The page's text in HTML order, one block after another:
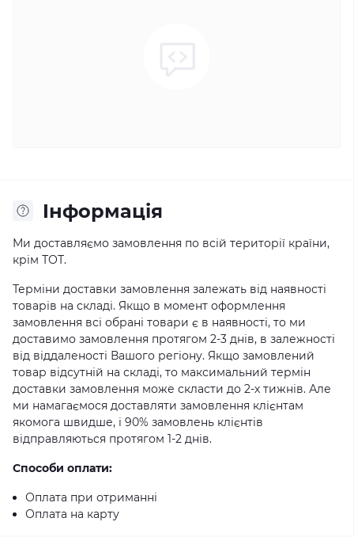
Iнформація
Ми доставляємо замовлення по всій території країни,
крім ТОТ.
Терміни доставки замовлення залежать від наявності
товарів на складі. Якщо в момент оформлення
замовлення всі обрані товари є в наявності, то ми
доставимо замовлення протягом 2-3 днів, в залежності
від віддаленості Вашого регіону. Якщо замовлений
товар відсутній на складі, то максимальний термін
доставки замовлення може скласти до 2-х тижнів. Але
ми намагаємося доставляти замовлення клієнтам
якомога швидше, і 90% замовлень клієнтів
відправляються протягом 1-2 днів.
Способи оплати:
Оплата при отриманні
Оплата на карту